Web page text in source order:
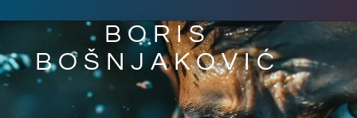
BORIS
BOŠNJAKOVIĆ